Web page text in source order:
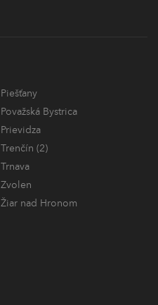
Piešťany
Považská Bystrica
Prievidza
Trenčín (2)
Trnava
Zvolen
Žiar nad Hronom